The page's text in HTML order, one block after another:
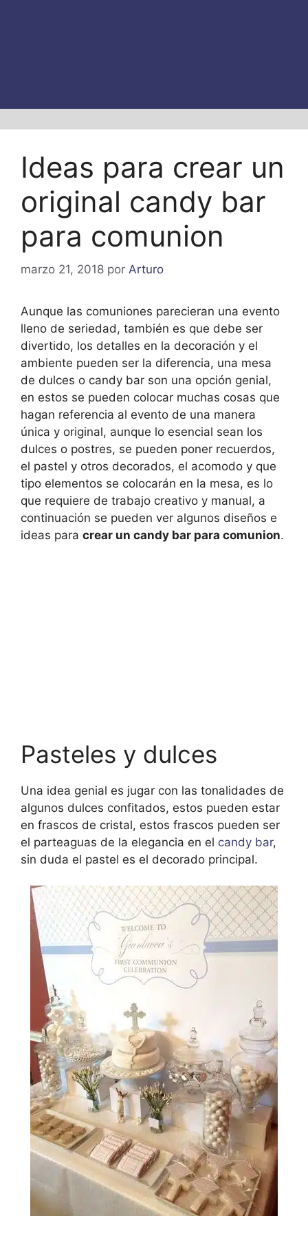
Ideas para crear un
original candy bar
para comunion
marzo 21, 2018 por Arturo
Aunque las comuniones parecieran una evento
lleno de seriedad, también es que debe ser
divertido, los detalles en la decoración y el
ambiente pueden ser la diferencia, una mesa
de dulces o candy bar son una opción genial,
en estos se pueden colocar muchas cosas que
hagan referencia al evento de una manera
única y original, aunque lo esencial sean los
dulces o postres, se pueden poner recuerdos,
el pastel y otros decorados, el acomodo y que
tipo elementos se colocarán en la mesa, es lo
que requiere de trabajo creativo y manual, a
continuación se pueden ver algunos diseños e
ideas para crear un candy bar para comunion.
Pasteles y dulces
Una idea genial es jugar con las tonalidades de
algunos dulces confitados, estos pueden estar
en frascos de cristal, estos frascos pueden ser
el parteaguas de la elegancia en el candy bar,
sin duda el pastel es el decorado principal.